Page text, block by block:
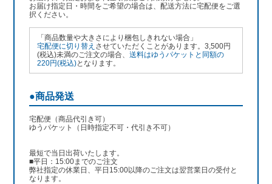
お届け指定日・時間をご希望の場合は、配送方法に宅配便をご選
択ください。
「商品数量や大きさにより梱包しきれない場合」
宅配便に切り替え させていただくことがあります。3,500円
(税込)未満のご注文の場合、送料はゆうパケットと同額の
220円(税込)となります。
●商品発送
宅配便（商品代引き可）
ゆうパケット（日時指定不可・代引き不可）
最短で当日出荷いたします。
■平日：15:00までのご注文
弊社指定の休業日、平日15:00以降のご注文は翌営業日の受付と
なります。